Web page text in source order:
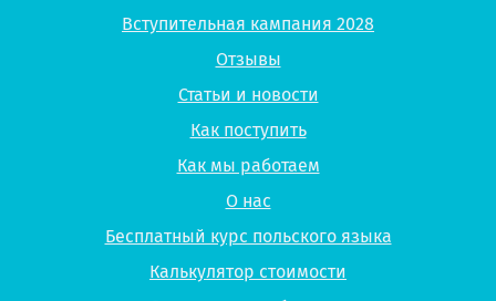
Вступительная кампания 2028
Отзывы
Статьи и новости
Как поступить
Как мы работаем
О нас
Бесплатный курс польского языка
Калькулятор стоимости